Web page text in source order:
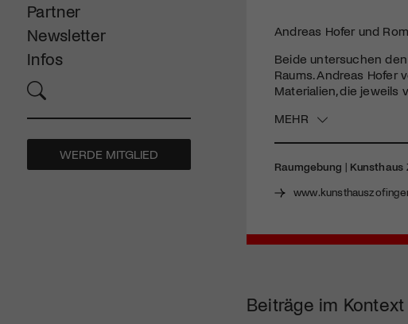
Partner
Newsletter
Infos
WERDE MITGLIED
Andreas Hofer und
Beide untersuchen
Raums. Andreas Hofer
Materialien, die jeweils
MEHR
Raumgebung | Kunsthaus
Beiträge im Kontext